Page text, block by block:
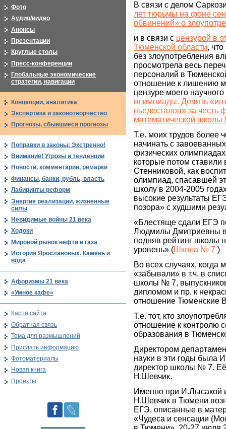
В связи с делом
лет тюрьмы на фоне
обвинений» о
и в связи с цензурой в
Тюменской области,
без злоупотребления
просмотрела весь
персоналий в
отношение к лишению
цензуре моего
олимпиады. Девять
пьедесталов» за честь
математической
Т.е. моих трудов более
начинать с
физических
которые потом ставили
Стенниковой, как
олимпиад, спасавшей
школу в 2004-2005
высокие результаты
позора» с худшими
«Блестяще сдали ЕГЭ
Людмилы Дмитриевны в
подняв рейтинг школы
уровень» (Школа № 7 )
Во всех случаях,
«забывали» в т.ч. в
школы № 7,
дипломом и пр. к
отношение Тюменские
Т.е. тот, кто
отношение к контролю
образования в
Директором
науки в эти годы была
директор школы № 7. Её
Н.Шевчик.
Именно при И.Лысакой
Н.Шевчик в Тюмени
ЕГЭ, описанные в
«Чудеса и сенсации
Фото
Аудио/видео
Анонсы
Презентации
Круглые столы
Пресс-конференции
Глобальные экономические
стратегии, навигации
Концепции, аналитика
Экспертиза и законотворчество
Прогнозы, сбывшиеся прогнозы
Поправки в законы: Экстренно!
Внимание! Угрозы и тенденции
Новости, комментарии, ремарки
Финансы, банки, рубль, власть
Лабиринты реформ
Энергия реализации, жизненные
силы
Невидимые войны 21 века
Ходоки
Мировой рынок нефти и газа
История Ярославовых. Камень и
вода
Афоризмы 21 века
«Умное кафе»
Карта сайта
Обратная связь
Тема для размышлений
Прислать информацию
Фотоматериалы
Новая книга
Проекты